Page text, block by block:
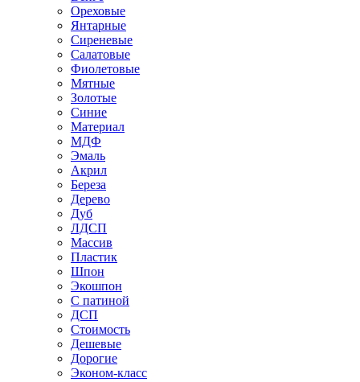
Ореховые
Янтарные
Сиреневые
Салатовые
Фиолетовые
Мятные
Золотые
Синие
Материал
МДФ
Эмаль
Акрил
Береза
Дерево
Дуб
ЛДСП
Массив
Пластик
Шпон
Экошпон
С патиной
ДСП
Стоимость
Дешевые
Дорогие
Эконом-класс